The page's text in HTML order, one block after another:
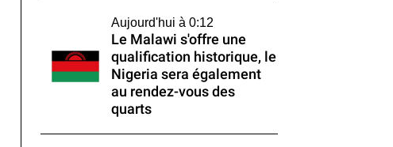
Aujourd'hui à 0:12
Le Malawi s'offre une
qualification historique, le
Nigeria sera également
au rendez-vous des
quarts